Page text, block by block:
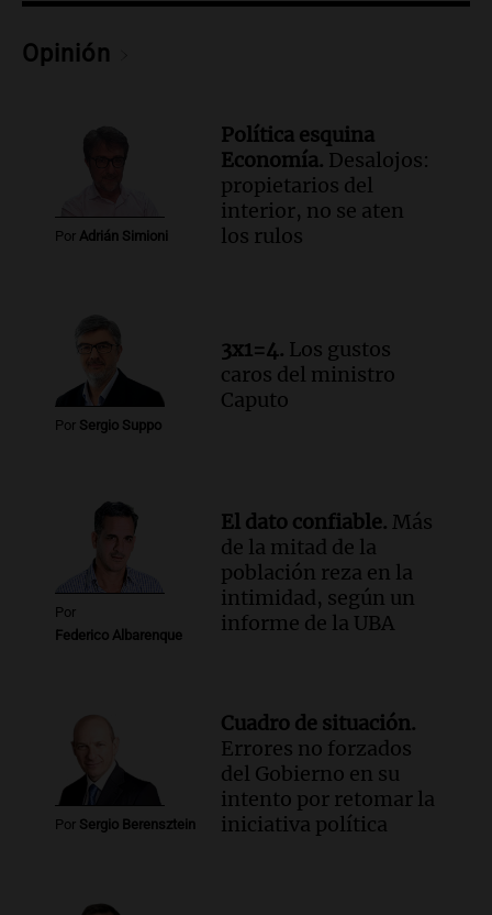
3x1:4
Opinión
Por Adrián Simioni
Política esquina
Economía. Desalojos:
propietarios del
interior, no se aten
los rulos
Por Sergio Suppo
3x1=4. Los gustos
caros del ministro
Caputo
Por
Federico Albarenque
El dato confiable. Más
de la mitad de la
población reza en la
intimidad, según un
informe de la UBA
Por Sergio Berensztein
Cuadro de situación.
Errores no forzados
del Gobierno en su
intento por retomar la
iniciativa política